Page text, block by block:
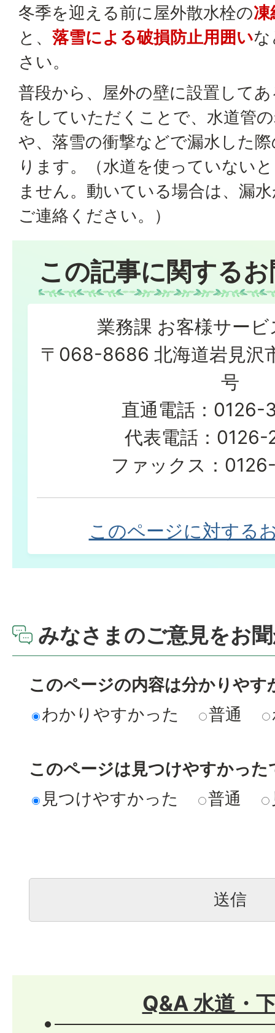
冬季を迎える前に屋外散水栓の凍
と、 落雪による破損防止用囲いな
さい。
普段から、屋外の壁に設置して
をしていただくことで、水道管
や、落雪の衝撃などで漏水した
ります。（水道を使っていない
ません。動いている場合は、漏
ご連絡ください。）
この記事に関する
業務課 お客様サー
〒068-8686 北海道岩見沢
号
直通電話：0126-
代表電話：0126-
ファックス：
このページに対する
みなさまのご意見をお
このページの内容は分かりやす
わかりやすかった
普通
このページは見つけやすかった
見つけやすかった
普通
Q&A 水道・